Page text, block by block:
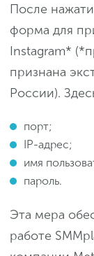
После
форма для
Instagram*
признана
России).
порт;
IP-адрес;
имя
пароль.
Эта мера
работе